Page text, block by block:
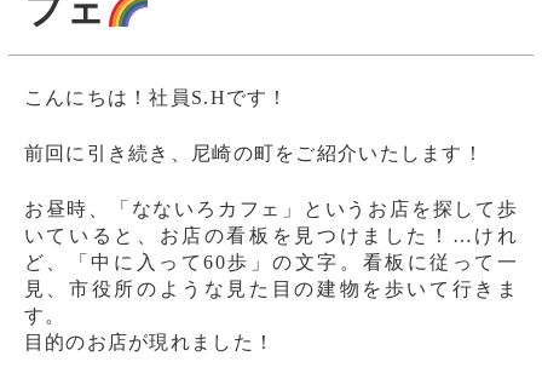
フェ
こんにちは！社員S.Hです！
前回に引き続き、尼崎の町をご紹介いたします！
お昼時、「なないろカフェ」というお店を探して歩
いていると、お店の看板を見つけました！…けれ
ど、「中に入って60歩」の文字。看板に従って一
見、市役所のような見た目の建物を歩いて行きま
す。
目的のお店が現れました！